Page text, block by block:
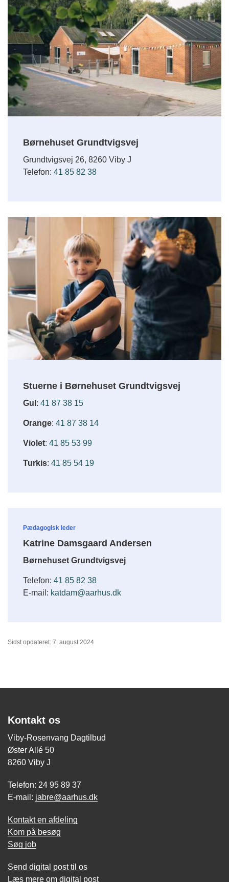
Børnehuset Grundtvigsvej
Grundtvigsvej 26, 8260 Viby J
Telefon: 41 85 82 38
Stuerne i Børnehuset Grundtvigsvej
Gul : 41 87 38 15
Orange: 41 87 38 14
Violet: 41 85 53 99
Turkis: 41 85 54 19
Pædagogisk leder
Katrine Damsgaard Andersen
Børnehuset Grundtvigsvej
Telefon: 41 85 82 38
E-mail: katdam@aarhus.dk
Sidst opdateret: 7. august 2024
Kontakt os
Viby-Rosenvang Dagtilbud
Øster Allé 50
8260 Viby J
Telefon: 24 95 89 37
E-mail: jabre@aarhus.dk
Kontakt en afdeling
Kom på besøg
Søg job
Send digital post til os
Læs mere om digital post